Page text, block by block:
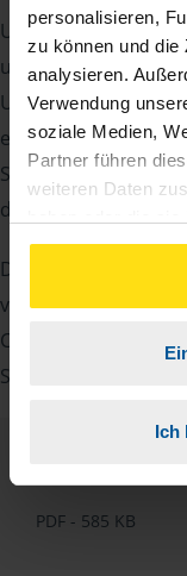
personalisieren,
zu können und die
analysieren.
Verwendung
soziale Medien,
Partner führen
weiteren Daten
gesammelt
können Sie der
unserer
Ich
Um Ihre
unsere
Unterlagen von
elektronische
die Bescheinigung
Damit Sie sich gut
vielen Nachweise
Checkliste für
Studenten sowie
PDF - 585 KB